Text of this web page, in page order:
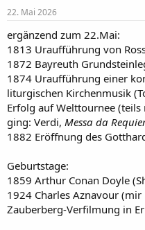
e
:
22. Mai 2026
ergänzend zum 22.Mai:
1813 Uraufführung von
1872 Bayreuth
1874 Uraufführung einer
liturgischen Kirchenmusik
Erfolg auf Welttournee
ging: Verdi, Messa da
1882 Eröffnung des
Geburtstage:
1859 Arthur Conan Doyle
1924 Charles Aznavour
Zauberberg-Verfilmung in